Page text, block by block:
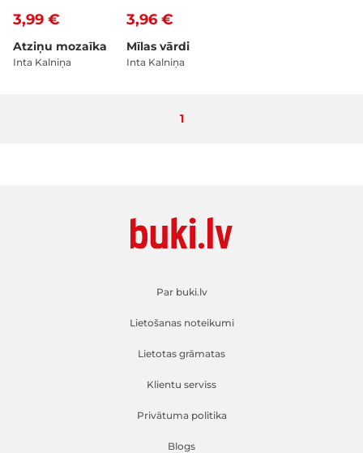
3,99 €
Atziņu mozaīka
Inta Kalniņa
3,96 €
Mīlas vārdi
Inta Kalniņa
Pašlaik lasāt lapu
1
Par buki.lv
Lietošanas noteikumi
Lietotas grāmatas
Klientu serviss
Privātuma politika
Blogs